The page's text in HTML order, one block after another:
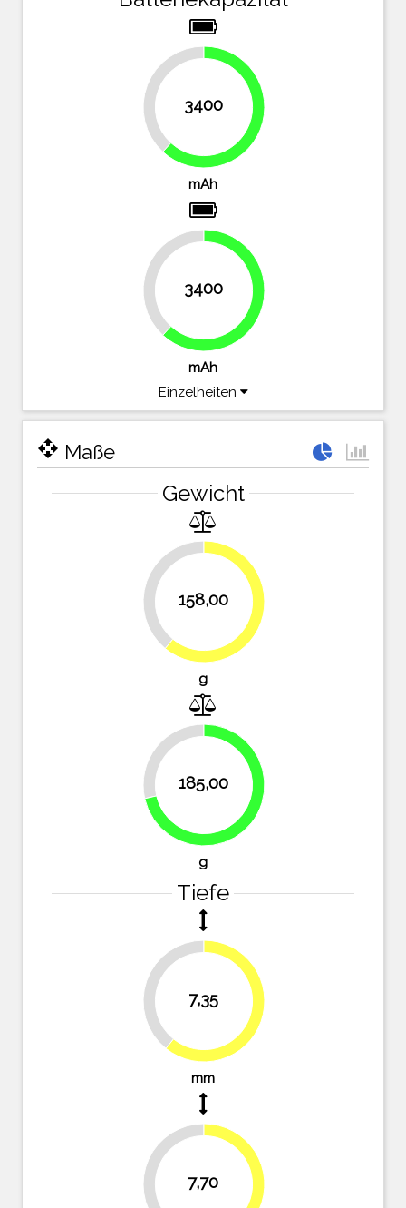
3400
38.2%
61.8%
mAh
3400
38.2%
61.8%
mAh
Einzelheiten
open_with Maße
Gewicht
158,00
39%
61%
g
185,00
28.6%
71.4%
g
Tiefe
7,35
39.3%
60.7%
mm
7,70
36.4%
63.6%